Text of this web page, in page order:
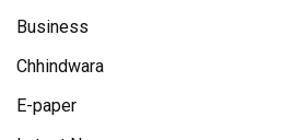
Business
Chhindwara
E-paper